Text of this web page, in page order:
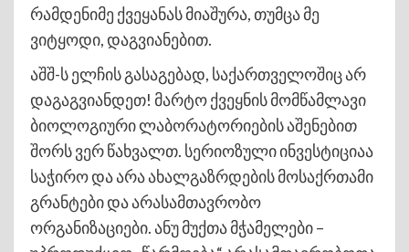
რამდენიმე ქვეყანას მიაშურა, თუმცა მე
ვიტყოდი, დაგვიანებით.
აშშ-ს ელჩის გასაგებად, საქართველოშიც არ
დაგაგვიანდეთ! მარტო ქვეყნის მომწამლავი
ბიოლოგიური ლაბორატორიების აშენებით
შორს ვერ წახვალთ. სერიოზული ინვესტიციაა
საჭირო და არა ახალგაზრდების მოსაქრთამი
გრანტები და არასამთავრობო
ორგანიზაციები. ანუ მუქთა მჭამელები –